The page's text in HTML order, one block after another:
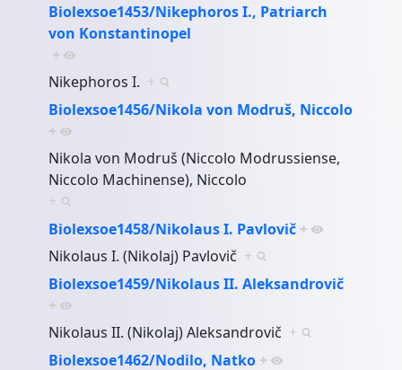
Biolexsoe1453/Nikephoros I., Patriarch
von Konstantinopel
+
Nikephoros I. +
Biolexsoe1456/Nikola von Modruš, Niccolo
+
Nikola von Modruš (Niccolo Modrussiense,
Niccolo Machinense), Niccolo
+
Biolexsoe1458/Nikolaus I. Pavlovič +
Nikolaus I. (Nikolaj) Pavlovič +
Biolexsoe1459/Nikolaus II. Aleksandrovič
+
Nikolaus II. (Nikolaj) Aleksandrovič +
Biolexsoe1462/Nodilo, Natko +